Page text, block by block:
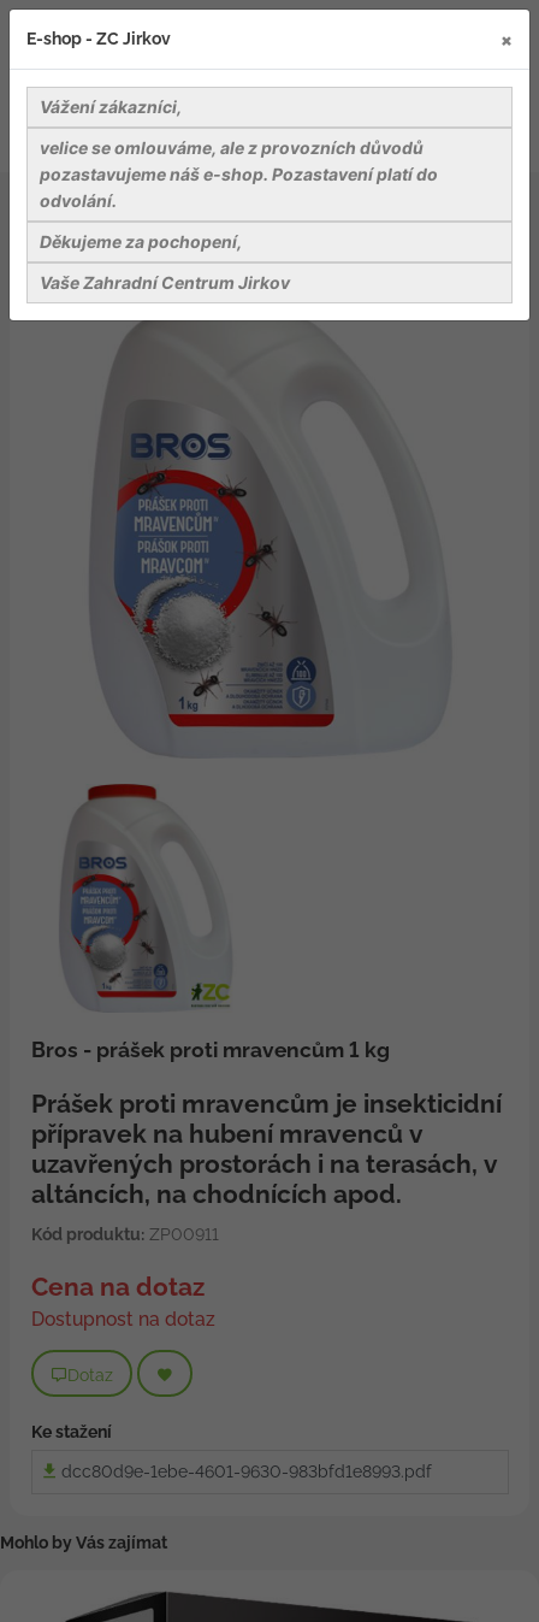
Záhradnické potřeby
Bros - prášek proti mravencům 1 kg
Bros - prášek proti mravencům 1 kg
Prášek proti mravencům je insekticidní
přípravek na hubení mravenců v
uzavřených prostorách i na terasách, v
altáncích, na chodnících apod.
Kód produktu:ZP00911
Cena na dotaz
Dostupnost na dotaz
Dotaz
Ke stažení
dcc80d9e-1ebe-4601-9630-983bfd1e8993.pdf
Mohlo by Vás zajímat
E-shop - ZC Jirkov ×
Vážení zákazníci,
velice se omlouváme, ale z provozních důvodů
pozastavujeme náš e-shop. Pozastavení platí do
odvolání.
Děkujeme za pochopení,
Vaše Zahradní Centrum Jirkov